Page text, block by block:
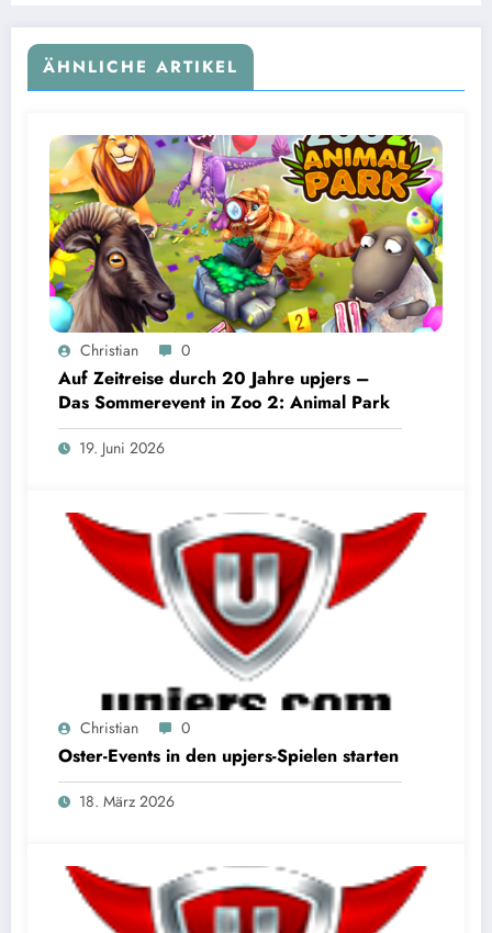
ÄHNLICHE ARTIKEL
Christian 0
Auf Zeitreise durch 20 Jahre upjers –
Das Sommerevent in Zoo 2: Animal Park
19. Juni 2026
Christian 0
Oster-Events in den upjers-Spielen starten
18. März 2026